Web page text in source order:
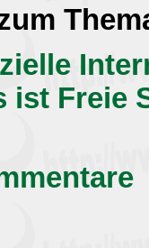
ist Freie